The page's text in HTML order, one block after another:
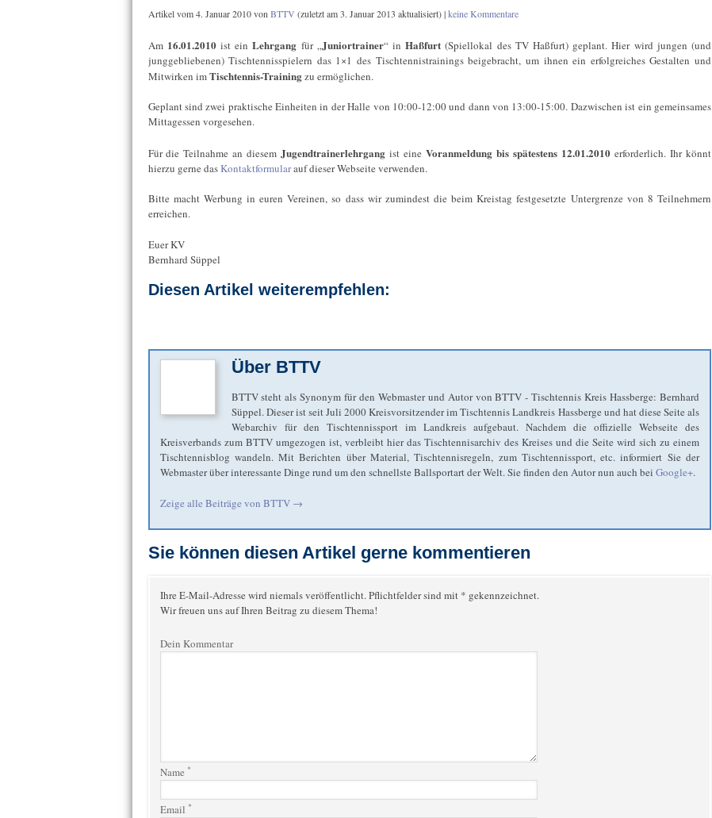
Artikel vom4. Januar 2010vonBTTV (zuletzt am3. Januar 2013 aktualisiert) |keine Kommentare
Am 16.01.2010ist einLehrgang für „Juniortrainer“ inHaßfurt (Spiellokal des TV Haßfurt) geplant. Hier wird jungen (und
junggebliebenen) Tischtennisspielern das 1×1 des Tischtennistrainings beigebracht, um ihnen ein erfolgreiches Gestalten und
Mitwirken imTischtennis-Trainingzu ermöglichen.
Geplant sind zwei praktische Einheiten in der Halle von 10:00-12:00 und dann von 13:00-15:00. Dazwischen ist ein gemeinsames
Mittagessen vorgesehen.
Für die Teilnahme an diesemJugendtrainerlehrgang ist eineVoranmeldung bis spätestens 12.01.2010 erforderlich. Ihr könnt
hierzu gerne dasKontaktformularauf dieser Webseite verwenden.
Bitte macht Werbung in euren Vereinen, so dass wir zumindest die beim Kreistag festgesetzte Untergrenze von 8 Teilnehmern
erreichen.
Euer KV
Bernhard Süppel
Diesen Artikel weiterempfehlen:
Über BTTV
BTTV steht als Synonym für den Webmaster und Autor von BTTV - Tischtennis Kreis Hassberge: Bernhard
Süppel. Dieser ist seit Juli 2000 Kreisvorsitzender im Tischtennis Landkreis Hassberge und hat diese Seite als
Webarchiv für den Tischtennissport im Landkreis aufgebaut. Nachdem die offizielle Webseite des
Kreisverbands zum BTTV umgezogen ist, verbleibt hier das Tischtennisarchiv des Kreises und die Seite wird sich zu einem
Tischtennisblog wandeln. Mit Berichten über Material, Tischtennisregeln, zum Tischtennissport, etc. informiert Sie der
Webmaster über interessante Dinge rund um den schnellste Ballsportart der Welt. Sie finden den Autor nun auch bei Google+.
Zeige alle Beiträge von BTTV →
Sie können diesen Artikel gerne kommentieren
Ihre E-Mail-Adresse wird niemals veröffentlicht. Pflichtfelder sind mit * gekennzeichnet.
Wir freuen uns auf Ihren Beitrag zu diesem Thema!
Dein Kommentar
Name *
Email *